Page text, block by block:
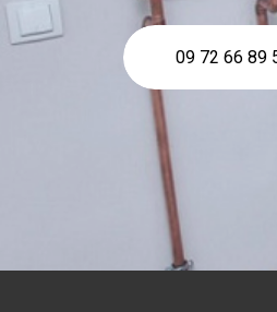
09 72 66 89